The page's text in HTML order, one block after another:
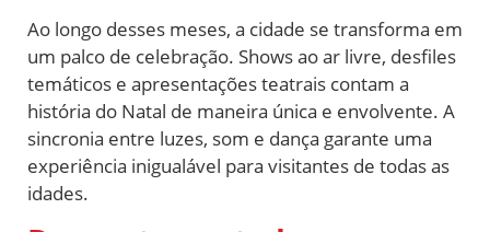
Ao longo desses meses, a cidade se transforma em
um palco de celebração. Shows ao ar livre, desfiles
temáticos e apresentações teatrais contam a
história do Natal de maneira única e envolvente. A
sincronia entre luzes, som e dança garante uma
experiência inigualável para visitantes de todas as
idades.